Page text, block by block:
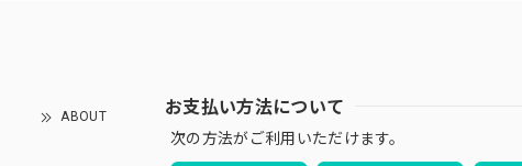
ABOUT お支払い方法について
次の方法がご利用いただけます。